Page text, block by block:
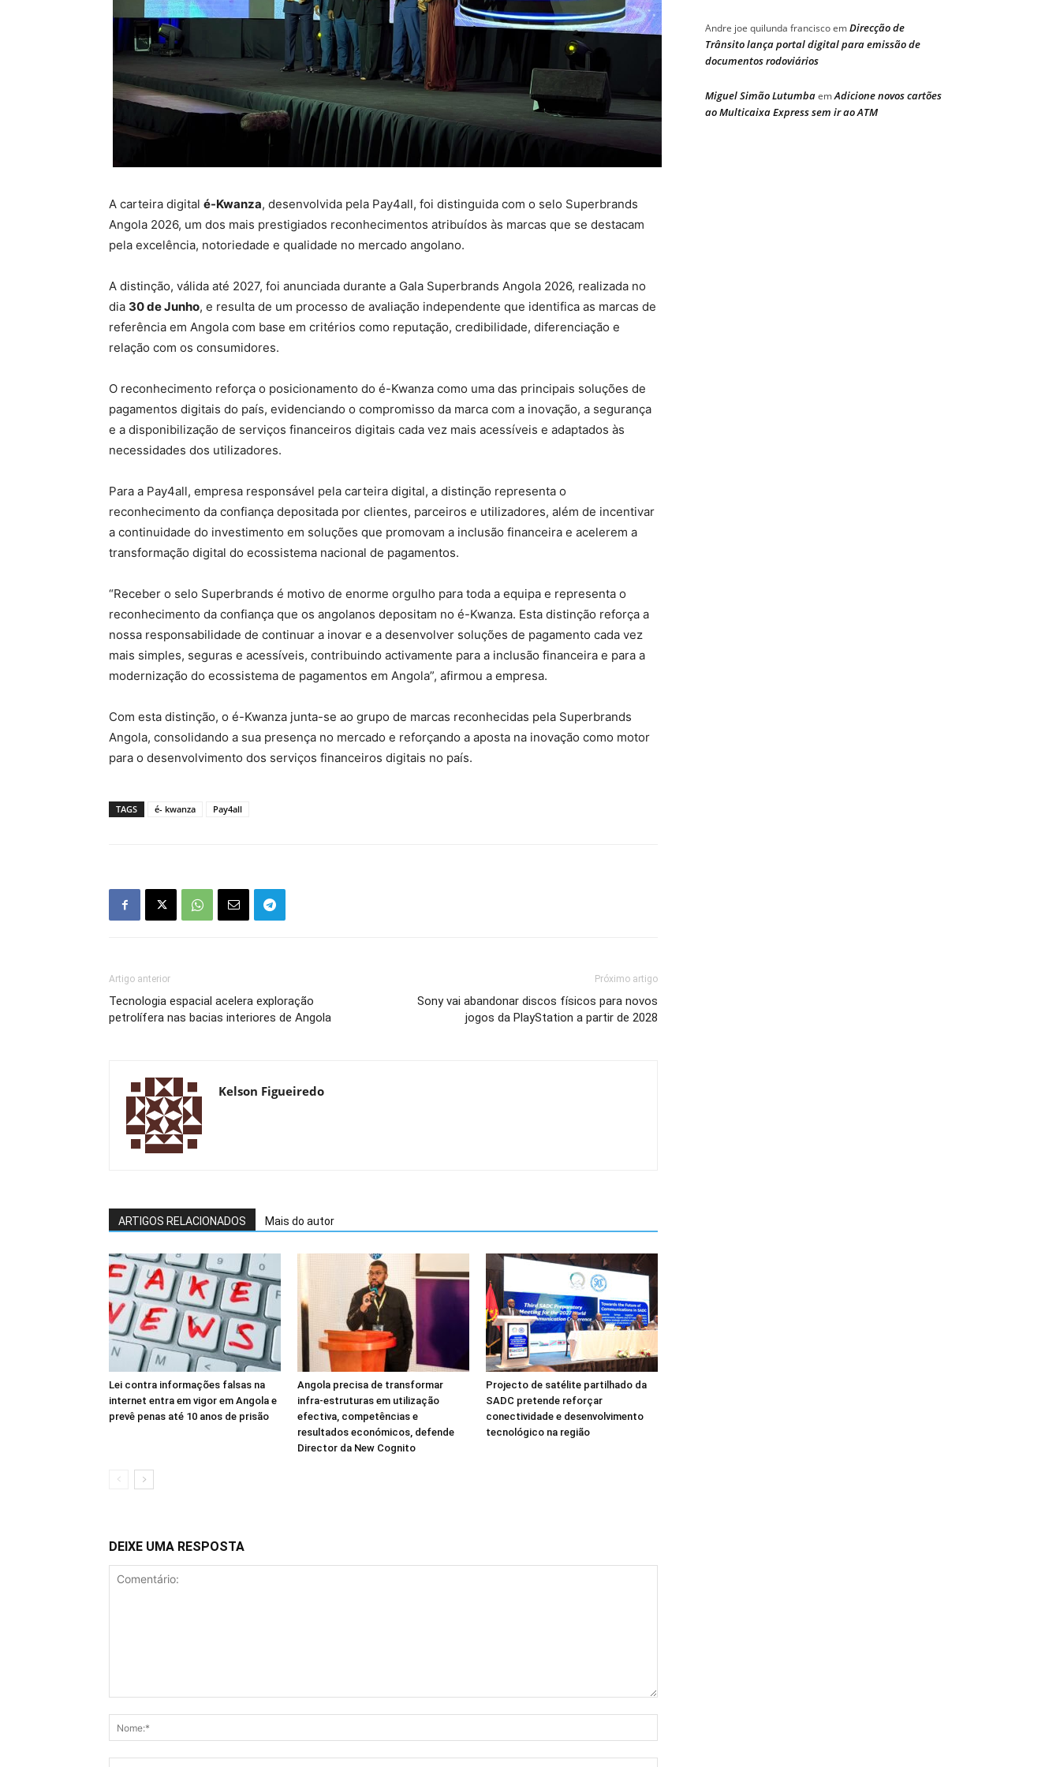
A carteira digital é-Kwanza, desenvolvida pela Pay4all, foi distinguida com o selo Superbrands
Angola 2026, um dos mais prestigiados reconhecimentos atribuídos às marcas que se destacam
pela excelência, notoriedade e qualidade no mercado angolano.
A distinção, válida até 2027, foi anunciada durante a Gala Superbrands Angola 2026, realizada no
dia 30 de Junho, e resulta de um processo de avaliação independente que identifica as marcas de
referência em Angola com base em critérios como reputação, credibilidade, diferenciação e
relação com os consumidores.
O reconhecimento reforça o posicionamento do é-Kwanza como uma das principais soluções de
pagamentos digitais do país, evidenciando o compromisso da marca com a inovação, a segurança
e a disponibilização de serviços financeiros digitais cada vez mais acessíveis e adaptados às
necessidades dos utilizadores.
Para a Pay4all, empresa responsável pela carteira digital, a distinção representa o
reconhecimento da confiança depositada por clientes, parceiros e utilizadores, além de incentivar
a continuidade do investimento em soluções que promovam a inclusão financeira e acelerem a
transformação digital do ecossistema nacional de pagamentos.
“Receber o selo Superbrands é motivo de enorme orgulho para toda a equipa e representa o
reconhecimento da confiança que os angolanos depositam no é-Kwanza. Esta distinção reforça a
nossa responsabilidade de continuar a inovar e a desenvolver soluções de pagamento cada vez
mais simples, seguras e acessíveis, contribuindo activamente para a inclusão financeira e para a
modernização do ecossistema de pagamentos em Angola”, afirmou a empresa.
Com esta distinção, o é-Kwanza junta-se ao grupo de marcas reconhecidas pela Superbrands
Angola, consolidando a sua presença no mercado e reforçando a aposta na inovação como motor
para o desenvolvimento dos serviços financeiros digitais no país.
TAGS é- kwanza Pay4all
Artigo anterior
Tecnologia espacial acelera exploração
petrolífera nas bacias interiores de Angola
Próximo artigo
Sony vai abandonar discos físicos para novos
jogos da PlayStation a partir de 2028
Kelson Figueiredo
ARTIGOS RELACIONADOS Mais do autor
Lei contra informações falsas na
internet entra em vigor em Angola e
prevê penas até 10 anos de prisão
Angola precisa de transformar
infra-estruturas em utilização
efectiva, competências e
resultados económicos, defende
Director da New Cognito
Projecto de satélite partilhado da
SADC pretende reforçar
conectividade e desenvolvimento
tecnológico na região
DEIXE UMA RESPOSTA
Andre joe quilunda franciscoemDirecção de
Trânsito lança portal digital para emissão de
documentos rodoviários
Miguel Simão LutumbaemAdicione novos cartões
ao Multicaixa Express sem ir ao ATM